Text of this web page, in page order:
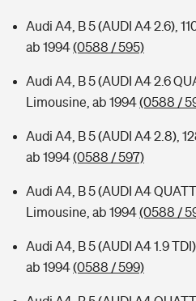
Audi A4, B 5 (AUDI A4 2.6),
ab 1994(0588 / 595)
Audi A4, B 5 (AUDI A4 2.6
Limousine, ab 1994(0588 /
Audi A4, B 5 (AUDI A4 2.8),
ab 1994(0588 / 597)
Audi A4, B 5 (AUDI A4
Limousine, ab 1994(0588 /
Audi A4, B 5 (AUDI A4 1.9
ab 1994(0588 / 599)